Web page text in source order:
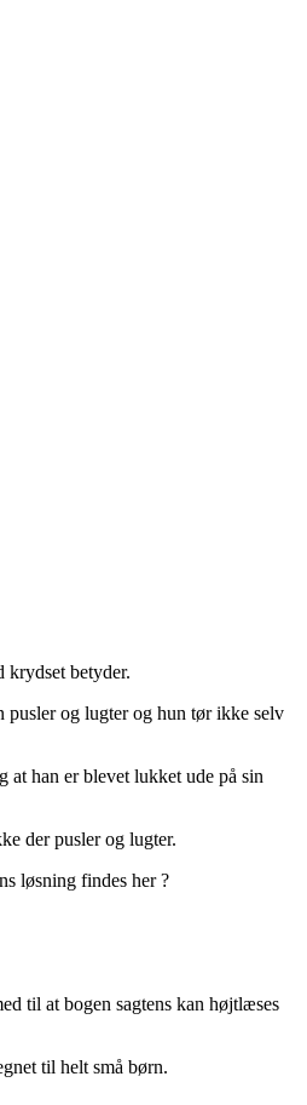
krydset betyder.
pusler og lugter og hun tør ikke selv
han er blevet lukket ude på sin
der pusler og lugter.
løsning findes her ?
til at bogen sagtens kan højtlæses
til helt små børn.